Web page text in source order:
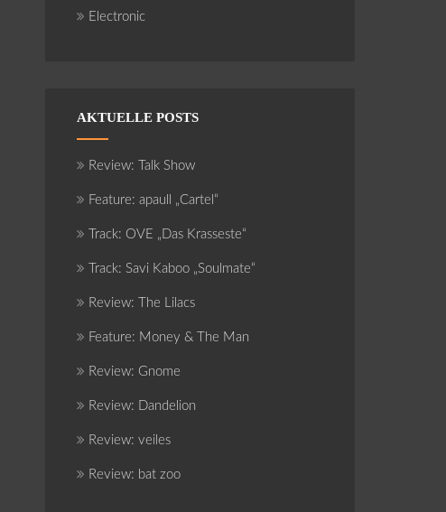
Electronic
AKTUELLE POSTS
Review: Talk Show
Feature: apaull „Cartel“
Track: OVE „Das Krasseste“
Track: Savi Kaboo „Soulmate“
Review: The Lilacs
Feature: Money & The Man
Review: Gnome
Review: Dandelion
Review: veiles
Review: bat zoo